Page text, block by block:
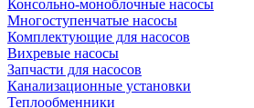
Консольно-моноблочные насосы
Многоступенчатые насосы
Комплектующие для насосов
Вихревые насосы
Запчасти для насосов
Канализационные установки
Теплообменники